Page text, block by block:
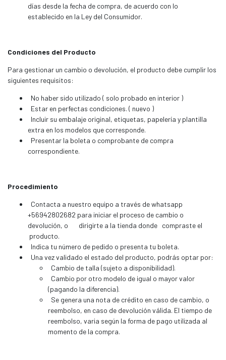
días desde la fecha de compra, de acuerdo con lo
establecido en la Ley del Consumidor.
Condiciones del Producto
Para gestionar un cambio o devolución, el producto debe cumplir los
siguientes requisitos:
No haber sido utilizado ( solo probado en interior )
Estar en perfectas condiciones. ( nuevo )
Incluir su embalaje original, etiquetas, papelería y plantilla
extra en los modelos que corresponde.
Presentar la boleta o comprobante de compra
correspondiente.
Procedimiento
Contacta a nuestro equipo a través de whatsapp
+56942802682 para iniciar el proceso de cambio o
devolución, o dirigirte a la tienda donde compraste el
producto.
Indica tu número de pedido o presenta tu boleta.
Una vez validado el estado del producto, podrás optar por:
Cambio de talla (sujeto a disponibilidad).
Cambio por otro modelo de igual o mayor valor
(pagando la diferencia).
Se genera una nota de crédito en caso de cambio, o
reembolso, en caso de devolución válida. El tiempo de
reembolso, varia según la forma de pago utilizada al
momento de la compra.